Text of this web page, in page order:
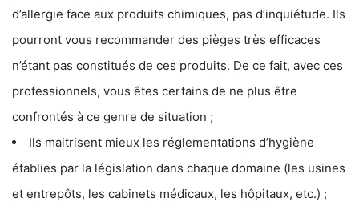
d’allergie face aux produits chimiques, pas d’inquiétude. Ils
pourront vous recommander des pièges très efficaces
n’étant pas constitués de ces produits. De ce fait, avec ces
professionnels, vous êtes certains de ne plus être
confrontés à ce genre de situation ;
Ils maitrisent mieux les réglementations d’hygiène
établies par la législation dans chaque domaine (les usines
et entrepôts, les cabinets médicaux, les hôpitaux, etc.) ;